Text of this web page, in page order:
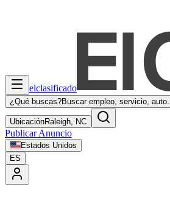
elclasificado
¿Qué buscas?Buscar empleo, servicio,
UbicaciónRaleigh, NC
Publicar Anuncio
Estados Unidos
ES